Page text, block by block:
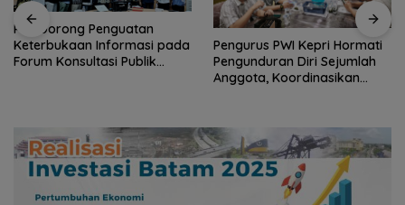
PWI Dorong Penguatan
Keterbukaan Informasi pada
Forum Konsultasi Publik
Pengurus PWI Kepri Hormati
Pengunduran Diri Sejumlah
Anggota, Koordinasikan